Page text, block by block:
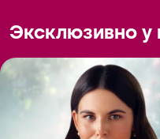
Эксклюзивно у